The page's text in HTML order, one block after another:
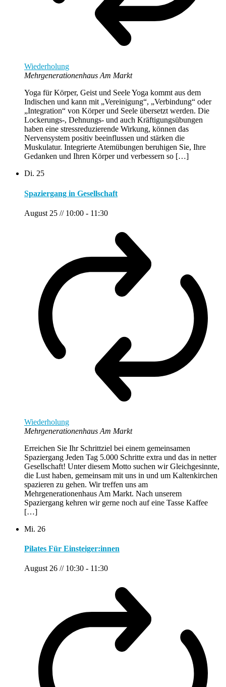
Wiederholung
Mehrgenerationenhaus Am Markt
Yoga für Körper, Geist und Seele Yoga kommt aus dem
Indischen und kann mit „Vereinigung“, „Verbindung“ oder
„Integration“ von Körper und Seele übersetzt werden. Die
Lockerungs-, Dehnungs- und auch Kräftigungsübungen
haben eine stressreduzierende Wirkung, können das
Nervensystem positiv beeinflussen und stärken die
Muskulatur. Integrierte Atemübungen beruhigen Sie, Ihre
Gedanken und Ihren Körper und verbessern so […]
Di. 25
Spaziergang in Gesellschaft
August 25 // 10:00 - 11:30
Wiederholung
Mehrgenerationenhaus Am Markt
Erreichen Sie Ihr Schrittziel bei einem gemeinsamen
Spaziergang Jeden Tag 5.000 Schritte extra und das in netter
Gesellschaft! Unter diesem Motto suchen wir Gleichgesinnte,
die Lust haben, gemeinsam mit uns in und um Kaltenkirchen
spazieren zu gehen. Wir treffen uns am
Mehrgenerationenhaus Am Markt. Nach unserem
Spaziergang kehren wir gerne noch auf eine Tasse Kaffee
[…]
Mi. 26
Pilates Für Einsteiger:innen
August 26 // 10:30 - 11:30